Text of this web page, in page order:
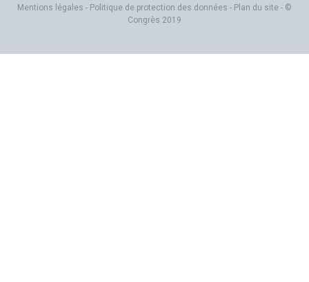
Mentions légales - Politique de protection des données - Plan du site - ©
Congrès 2019